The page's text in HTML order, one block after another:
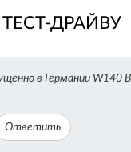
ДРАЙВУ
в Германии W140
Ответить